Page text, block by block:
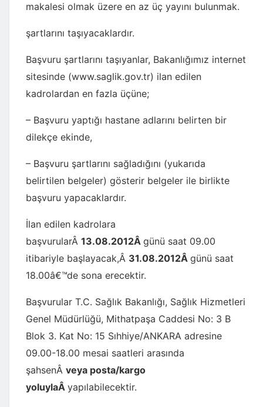
makalesi olmak üzere en az üç yayını bulunmak.
şartlarını taşıyacaklardır.
Başvuru şartlarını taşıyanlar, Bakanlığımız internet
sitesinde (www.saglik.gov.tr) ilan edilen
kadrolardan en fazla üçüne;
– Başvuru yaptığı hastane adlarını belirten bir
dilekçe ekinde,
– Başvuru şartlarını sağladığını (yukarıda
belirtilen belgeler) gösterir belgeler ile birlikte
başvuru yapacaklardır.
İlan edilen kadrolara
başvurularÂ 13.08.2012Â günü saat 09.00
itibariyle başlayacak,Â 31.08.2012Â günü saat
18.00â€™de sona erecektir.
Başvurular T.C. Sağlık Bakanlığı, Sağlık Hizmetleri
Genel Müdürlüğü, Mithatpaşa Caddesi No: 3 B
Blok 3. Kat No: 15 Sıhhiye/ANKARA adresine
09.00-18.00 mesai saatleri arasında
şahsenÂ veya posta/kargo
yoluylaÂ yapılabilecektir.